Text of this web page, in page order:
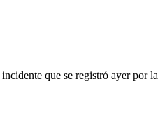
que se registró ayer por la